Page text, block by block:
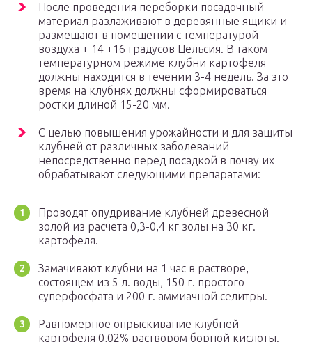
После проведения переборки посадочный
материал разлаживают в деревянные ящики и
размещают в помещении с температурой
воздуха + 14 +16 градусов Цельсия. В таком
температурном режиме клубни картофеля
должны находится в течении 3-4 недель. За это
время на клубнях должны сформироваться
ростки длиной 15-20 мм.
С целью повышения урожайности и для защиты
клубней от различных заболеваний
непосредственно перед посадкой в почву их
обрабатывают следующими препаратами:
Проводят опудривание клубней древесной
золой из расчета 0,3-0,4 кг золы на 30 кг.
картофеля.
Замачивают клубни на 1 час в растворе,
состоящем из 5 л. воды, 150 г. простого
суперфосфата и 200 г. аммиачной селитры.
Равномерное опрыскивание клубней
картофеля 0,02% раствором борной кислоты.